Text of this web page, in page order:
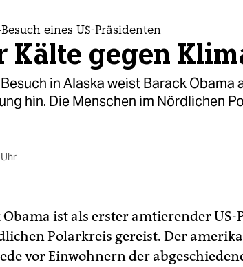
eines US-Präsidenten
Kälte gegen
in Alaska weist Barack Obama
hin. Die Menschen im Nördlichen
Obama ist als erster amtierender
Polarkreis gereist. Der
vor Einwohnern der